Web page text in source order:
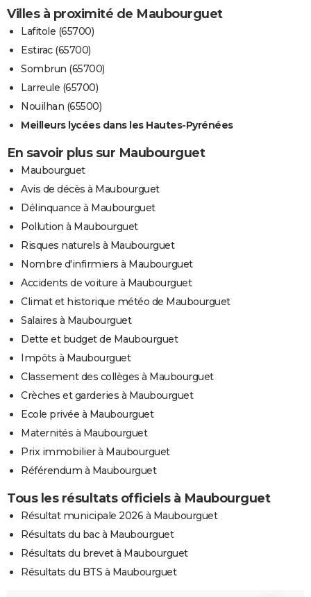
Villes à proximité de Maubourguet
Lafitole (65700)
Estirac (65700)
Sombrun (65700)
Larreule (65700)
Nouilhan (65500)
Meilleurs lycées dans les Hautes-Pyrénées
En savoir plus sur Maubourguet
Maubourguet
Avis de décès à Maubourguet
Délinquance à Maubourguet
Pollution à Maubourguet
Risques naturels à Maubourguet
Nombre d'infirmiers à Maubourguet
Accidents de voiture à Maubourguet
Climat et historique météo de Maubourguet
Salaires à Maubourguet
Dette et budget de Maubourguet
Impôts à Maubourguet
Classement des collèges à Maubourguet
Crèches et garderies à Maubourguet
Ecole privée à Maubourguet
Maternités à Maubourguet
Prix immobilier à Maubourguet
Référendum à Maubourguet
Tous les résultats officiels à Maubourguet
Résultat municipale 2026 à Maubourguet
Résultats du bac à Maubourguet
Résultats du brevet à Maubourguet
Résultats du BTS à Maubourguet